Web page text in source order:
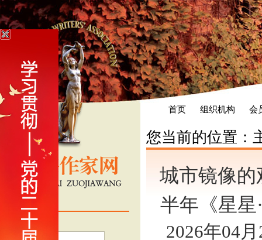
首页 组织机构 会
您当前的位置：
城市镜像
半年《星星
2026年04